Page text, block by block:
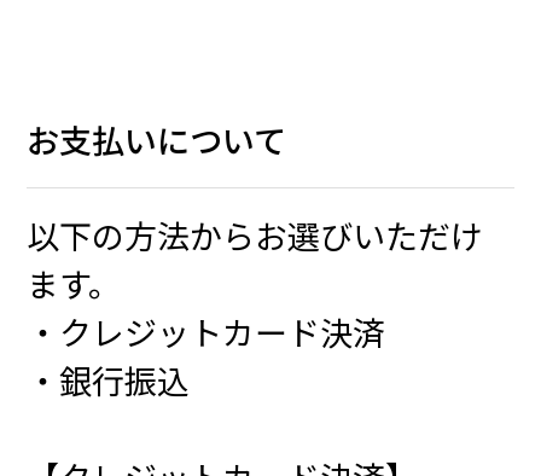
お支払いについて
以下の方法からお選びいただけ
ます。
・クレジットカード決済
・銀行振込